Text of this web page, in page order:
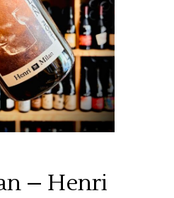
– Henri